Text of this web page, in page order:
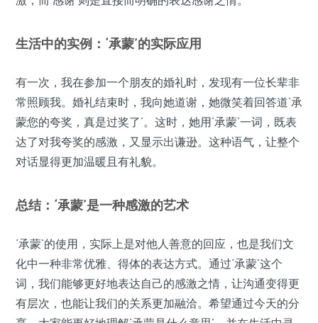
生活中的实例：‘承蒙’的实际应用
有一次，我在参加一个朋友的婚礼时，发现有一位长辈非
常照顾我。婚礼结束时，我向她道谢，她微笑着回答道‘承
蒙您的夸奖，真是过奖了’。这时，她用‘承蒙’一词，既表
达了对我夸奖的感激，又显示出谦逊。这种语气，让整个
对话显得更加温暖且有礼貌。
总结：‘承蒙’是一种感激的艺术
‘承蒙’的使用，实际上是对他人善意的回应，也是我们文
化中一种非常优雅、得体的表达方式。通过‘承蒙’这个
词，我们能够更好地表达自己的感激之情，让沟通变得更
有层次，也能让我们的关系更加融洽。希望通过今天的分